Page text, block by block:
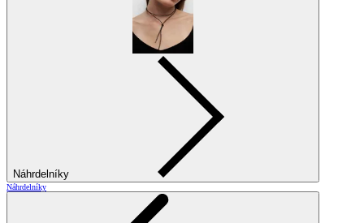
Náhrdelníky
Náhrdelníky